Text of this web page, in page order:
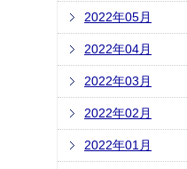
2022年05月
2022年04月
2022年03月
2022年02月
2022年01月